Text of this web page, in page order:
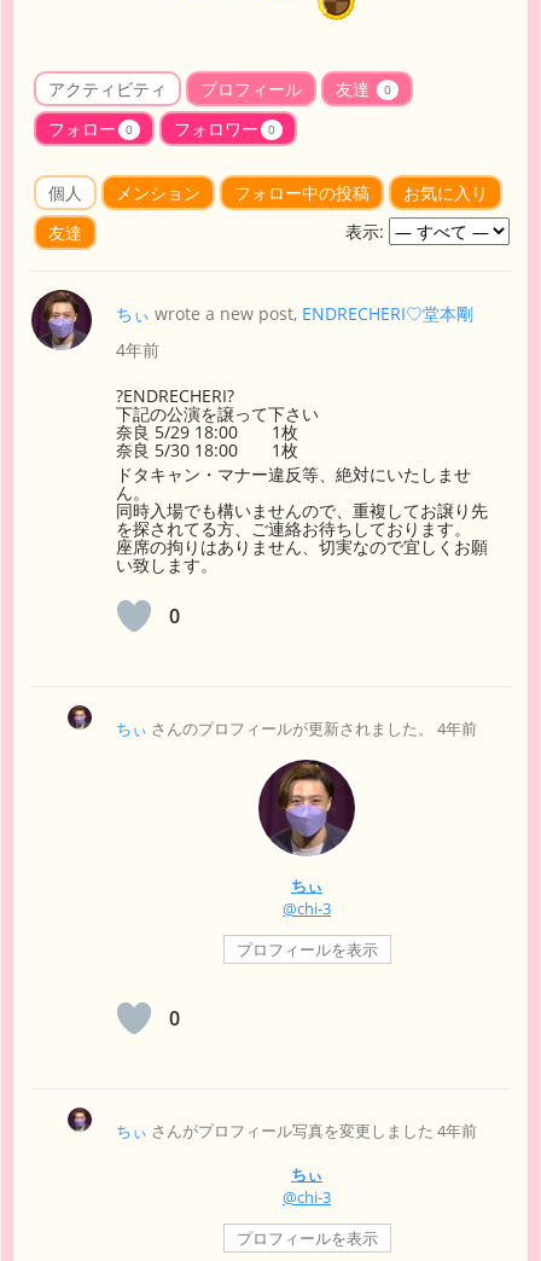
アクティビティ プロフィール 友達 0
フォロー 0 フォロワー 0
個人 メンション フォロー中の投稿
お気に入り
友達
表示:
ちぃ wrote a new post, ENDRECHERI♡堂本剛
4年前
?ENDRECHERI?
下記の公演を譲って下さい
奈良 5/29 18:00 1枚
奈良 5/30 18:00 1枚
ドタキャン・マナー違反等、絶対にいたしませ
ん。
同時入場でも構いませんので、重複してお譲り先
を探されてる方、ご連絡お待ちしております。
座席の拘りはありません、切実なので宜しくお願
い致します。
0
ちぃ さんのプロフィールが更新されました。 4年前
ちぃ
@chi-3
プロフィールを表示
0
ちぃ さんがプロフィール写真を変更しました 4年前
ちぃ
@chi-3
プロフィールを表示